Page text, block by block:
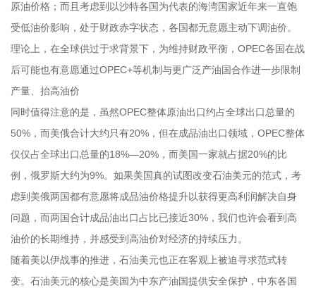
原油价格；而且考虑到以沙特各国为代表的海湾国家近年来一直饱
受低油价影响，处于财政赤字状态，各国都无意愿主动下调油价。
理论上，在全球供过于求背景下，为维持财政平衡，OPEC各国在战
后可能也有意愿通过OPEC+等机制与更广泛产油国合作进一步限制
产量、抬高油价
同时值得注意的是，虽然OPEC整体原油出口约占全球出口总量的
50%，而美俄合计大约只有20%，但在成品油出口领域，OPEC整体
仅仅占全球出口总量的18%—20%，而美国一家就占据20%的比
例，俄罗斯大约为9%。如果美国真的试图改变石油美元的范式，考
虑到美俄两国都有意愿将成品油价格提升以获得更高利润解决自身
问题，而两国合计成品油出口占比已接近30%，我们也许会看到高
油价的长期维持，并感受到高油价对经济的持续压力。
随着美以伊战事的推进，石油美元也正在客观上被迫寻求范式转
变。石油美元的核心是美国为中东产油国提供安全保护，中东各国